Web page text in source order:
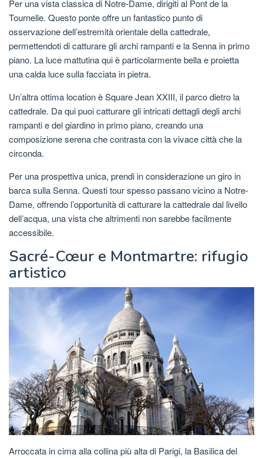
Per una vista classica di Notre-Dame, dirigiti al Pont de la
Tournelle. Questo ponte offre un fantastico punto di
osservazione dell’estremità orientale della cattedrale,
permettendoti di catturare gli archi rampanti e la Senna in primo
piano. La luce mattutina qui è particolarmente bella e proietta
una calda luce sulla facciata in pietra.
Un’altra ottima location è Square Jean XXIII, il parco dietro la
cattedrale. Da qui puoi catturare gli intricati dettagli degli archi
rampanti e del giardino in primo piano, creando una
composizione serena che contrasta con la vivace città che la
circonda.
Per una prospettiva unica, prendi in considerazione un giro in
barca sulla Senna. Questi tour spesso passano vicino a Notre-
Dame, offrendo l’opportunità di catturare la cattedrale dal livello
dell’acqua, una vista che altrimenti non sarebbe facilmente
accessibile.
Sacré-Cœur e Montmartre: rifugio
artistico
Arroccata in cima alla collina più alta di Parigi, la Basilica del